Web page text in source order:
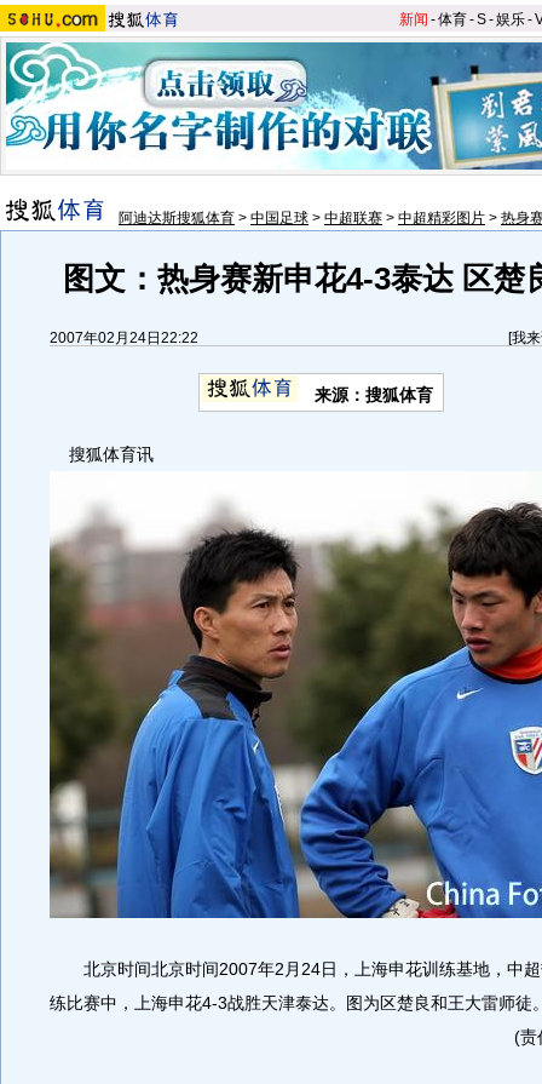
新闻 -体育-S-娱乐-
阿迪达斯搜狐体育 > 中国足球 > 中超联赛 > 中超精彩图片 > 热身
图文：热身赛新申花4-3泰达 区楚
2007年02月24日22:22 [我
来源：搜狐体育
搜狐体育讯
北京时间北京时间2007年2月24日，上海申花训练基地，中超
练比赛中，上海申花4-3战胜天津泰达。图为区楚良和王大雷师徒
(责